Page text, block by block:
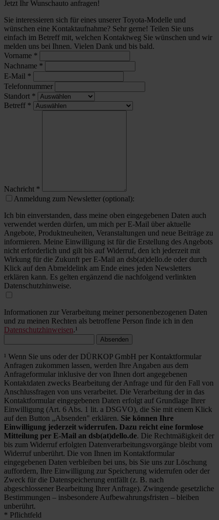
Jetzt Ihr Wunschauto anfragen!
Sie interessieren sich für eines unserer Toyota-Modelle und
wünschen eine Kontaktaufnahme? Sehr gerne! Teilen Sie uns
einfach im Betreff mit, welchen Kontaktweg Sie wünschen und wir
melden uns bei Ihnen. Vielen Dank und bis bald.
Vorname *
Nachname *
E-Mail *
Telefonnummer
Standort *
Betreff *
Nachricht *
Anmeldung zum Newsletter (optional):
Ich bin einverstanden, dass meine oben eingegebenen Daten auch
verwendet werden dürfen, um mich per E-Mail über aktuelle
Angebote, Produktneuheiten, Veranstaltungen und neue Beiträge zu
informieren. Meine Einwilligung ist für die Erstellung des Angebots
nicht erforderlich und gilt bis auf Widerruf, den ich jederzeit mit
Wirkung für die Zukunft per E-Mail an dsb(at)dello.de oder durch
Klick auf den Abmeldelink am Ende eines jeden Newsletters
erklären kann. Es gelten ergänzend die nachfolgend verlinkten
Datenschutzhinweise.
Informationen zur Verarbeitung meiner personenbezogenen Daten
und zu meinen Rechten als betroffene Person finde ich in den
Datenschutzhinweisen.¹
Absenden
¹ Wenn Sie uns oder der DÜRKOP GmbH per Kontaktformular
Anfragen zukommen lassen, werden Ihre Angaben aus dem
Anfrageformular inklusive der von Ihnen dort angegebenen
Kontaktdaten zwecks Bearbeitung der Anfrage und für den Fall von
Anschlussfragen von uns verarbeitet. Die Verarbeitung der in das
Kontaktformular eingegebenen Daten erfolgt auf Grundlage Ihrer
Einwilligung (Art. 6 Abs. 1 lit. a DSGVO), die Sie mit einem Klick
auf den Button „Absenden" erklären. Sie können Ihre
Einwilligung jederzeit widerrufen. Dazu reicht eine formlose
Mitteilung per E-Mail an dsb(at)dello.de. Die Rechtmäßigkeit der
bis zum Widerruf erfolgten Datenverarbeitungsvorgänge bleibt vom
Widerruf unberührt. Die von Ihnen im Kontaktformular
eingegebenen Daten verbleiben bei uns, bis Sie uns zur Löschung
auffordern, Ihre Einwilligung zur Speicherung widerrufen oder der
Zweck für die Datenspeicherung entfällt (z. B. nach
abgeschlossener Bearbeitung Ihrer Anfrage). Zwingende gesetzliche
Bestimmungen – insbesondere Aufbewahrungsfristen – bleiben
unberührt.
* Pflichtfeld